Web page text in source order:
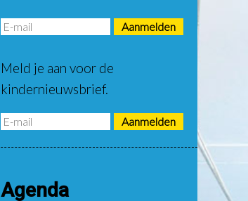
Meld je aan voor de
kindernieuwsbrief.
Agenda